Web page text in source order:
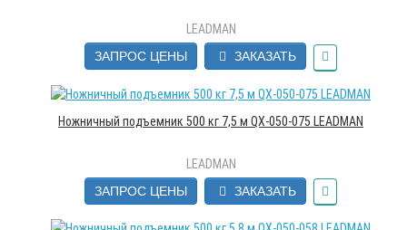
LEADMAN
ЗАПРОС ЦЕНЫ
ЗАКАЗАТЬ
Ножничный подъемник 500 кг 7,5 м QX-050-075 LEADMAN
LEADMAN
ЗАПРОС ЦЕНЫ
ЗАКАЗАТЬ